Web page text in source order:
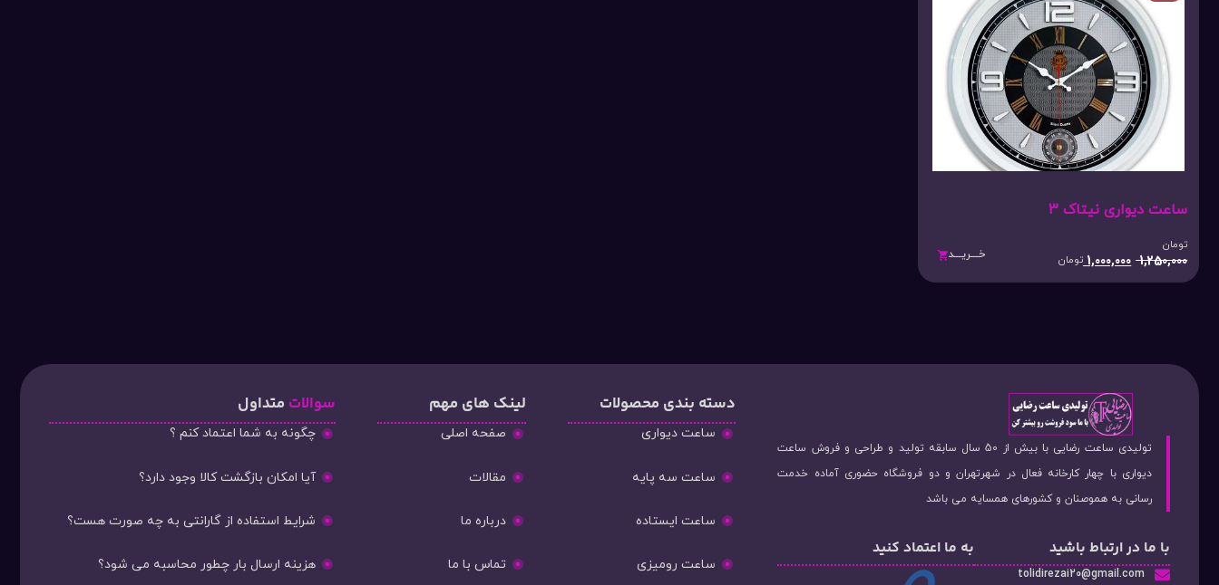
ساعت دیواری نیتاک 3
تومان
1,250,000
1,000,000 تومان خـــریـــد
تولیدی ساعت رضایی با بیش از 50 سال سابقه تولید و طراحی و فروش ساعت
دیواری با چهار کارخانه فعال در شهرتهران و دو فروشگاه حضوری آماده خدمت
رسانی به هموصنان و کشورهای همسایه می باشد
با ما در ارتباط باشید
tolidirezai20@gmail.com
به ما اعتماد کنید
دسته‌ بندی محصولات
ساعت دیواری
ساعت سه پایه
ساعت ایستاده
ساعت رومیزی
لینک های مهم
صفحه اصلی
مقالات
درباره ما
تماس با ما
سوالات متداول
چگونه به شما اعتماد کنم ؟
آیا امکان بازگشت کالا وجود دارد؟
شرایط استفاده از گارانتی به چه صورت هست؟
هزینه ارسال بار چطور محاسبه می شود؟